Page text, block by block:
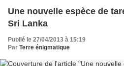
Une nouvelle espèce de
Sri Lanka
Publié le 27/04/2013 à 15:19
Par Terre énigmatique